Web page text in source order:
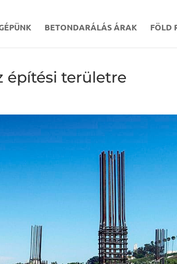
BETONDARÁLÁS ÁRAK FÖLD
építési területre